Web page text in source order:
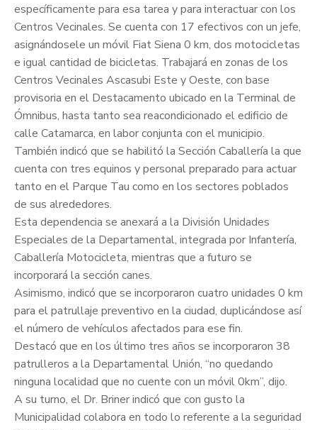
específicamente para esa tarea y para interactuar con los
Centros Vecinales. Se cuenta con 17 efectivos con un jefe,
asignándosele un móvil Fiat Siena 0 km, dos motocicletas
e igual cantidad de bicicletas. Trabajará en zonas de los
Centros Vecinales Ascasubi Este y Oeste, con base
provisoria en el Destacamento ubicado en la Terminal de
Ómnibus, hasta tanto sea reacondicionado el edificio de
calle Catamarca, en labor conjunta con el municipio.
También indicó que se habilitó la Sección Caballería la que
cuenta con tres equinos y personal preparado para actuar
tanto en el Parque Tau como en los sectores poblados
de sus alrededores.
Esta dependencia se anexará a la División Unidades
Especiales de la Departamental, integrada por Infantería,
Caballería Motocicleta, mientras que a futuro se
incorporará la sección canes.
Asimismo, indicó que se incorporaron cuatro unidades 0 km
para el patrullaje preventivo en la ciudad, duplicándose así
el número de vehículos afectados para ese fin.
Destacó que en los último tres años se incorporaron 38
patrulleros a la Departamental Unión, “no quedando
ninguna localidad que no cuente con un móvil 0km”, dijo.
A su turno, el Dr. Briner indicó que con gusto la
Municipalidad colabora en todo lo referente a la seguridad